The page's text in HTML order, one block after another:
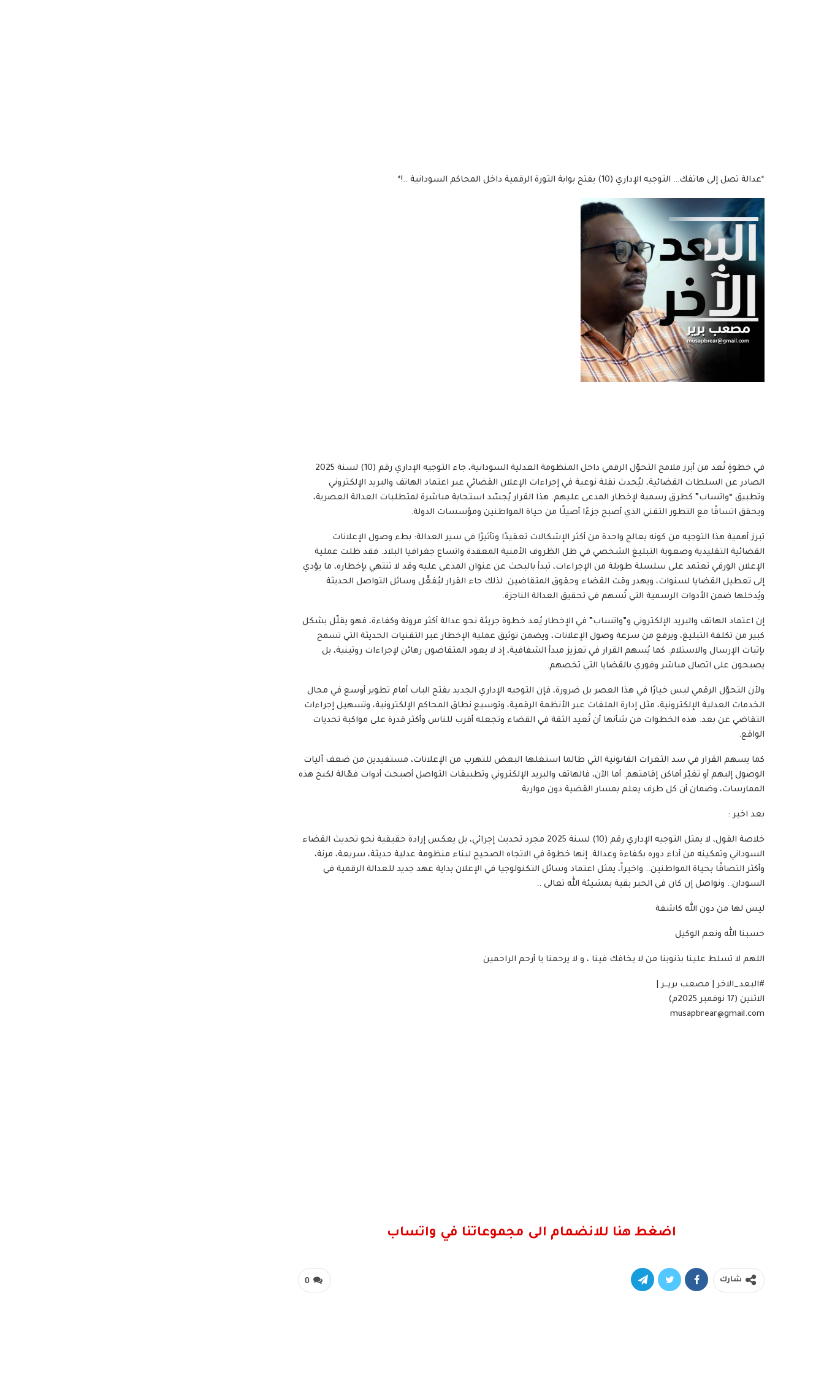
*عدالة تصل إلى هاتفك… التوجيه الإداري (10) يفتح بوابة الثورة الرقمية داخل المحاكم السودانية ..!*
في خطوةٍ تُعد من أبرز ملامح التحوّل الرقمي داخل المنظومة العدلية السودانية، جاء التوجيه الإداري رقم (10) لسنة 2025
الصادر عن السلطات القضائية، ليُحدث نقلة نوعية في إجراءات الإعلان القضائي عبر اعتماد الهاتف والبريد الإلكتروني
وتطبيق “واتساب” كطرق رسمية لإخطار المدعى عليهم. هذا القرار يُجسّد استجابة مباشرة لمتطلبات العدالة العصرية،
ويحقق اتساقًا مع التطور التقني الذي أصبح جزءًا أصيلًا من حياة المواطنين ومؤسسات الدولة.
تبرز أهمية هذا التوجيه من كونه يعالج واحدة من أكثر الإشكالات تعقيدًا وتأثيرًا في سير العدالة: بطء وصول الإعلانات
القضائية التقليدية وصعوبة التبليغ الشخصي في ظل الظروف الأمنية المعقدة واتساع جغرافيا البلاد. فقد ظلت عملية
الإعلان الورقي تعتمد على سلسلة طويلة من الإجراءات، تبدأ بالبحث عن عنوان المدعى عليه وقد لا تنتهي بإخطاره، ما يؤدي
إلى تعطيل القضايا لسنوات، ويهدر وقت القضاء وحقوق المتقاضين. لذلك جاء القرار ليُفعِّل وسائل التواصل الحديثة
ويُدخلها ضمن الأدوات الرسمية التي تُسهم في تحقيق العدالة الناجزة.
إن اعتماد الهاتف والبريد الإلكتروني و”واتساب” في الإخطار يُعد خطوة جريئة نحو عدالة أكثر مرونة وكفاءة، فهو يقلّل بشكل
كبير من تكلفة التبليغ، ويرفع من سرعة وصول الإعلانات، ويضمن توثيق عملية الإخطار عبر التقنيات الحديثة التي تسمح
بإثبات الإرسال والاستلام. كما يُسهم القرار في تعزيز مبدأ الشفافية، إذ لا يعود المتقاضون رهائن لإجراءات روتينية، بل
يصبحون على اتصال مباشر وفوري بالقضايا التي تخصهم.
ولأن التحوّل الرقمي ليس خيارًا في هذا العصر بل ضرورة، فإن التوجيه الإداري الجديد يفتح الباب أمام تطوير أوسع في مجال
الخدمات العدلية الإلكترونية، مثل إدارة الملفات عبر الأنظمة الرقمية، وتوسيع نطاق المحاكم الإلكترونية، وتسهيل إجراءات
التقاضي عن بعد. هذه الخطوات من شأنها أن تُعيد الثقة في القضاء وتجعله أقرب للناس وأكثر قدرة على مواكبة تحديات
الواقع.
كما يسهم القرار في سد الثغرات القانونية التي طالما استغلها البعض للتهرب من الإعلانات، مستفيدين من ضعف آليات
الوصول إليهم أو تغيّر أماكن إقامتهم. أما الآن، فالهاتف والبريد الإلكتروني وتطبيقات التواصل أصبحت أدوات فعّالة لكبح هذه
الممارسات، وضمان أن كل طرف يعلم بمسار القضية دون مواربة.
بعد اخير :
خلاصة القول، لا يمثل التوجيه الإداري رقم (10) لسنة 2025 مجرد تحديث إجرائي، بل يعكس إرادة حقيقية نحو تحديث القضاء
السوداني وتمكينه من أداء دوره بكفاءة وعدالة. إنها خطوة في الاتجاه الصحيح لبناء منظومة عدلية حديثة، سريعة، مرنة،
وأكثر التصاقًا بحياة المواطنين.. واخيراً، يمثل اعتماد وسائل التكنولوجيا في الإعلان بداية عهد جديد للعدالة الرقمية في
السودان.. ونواصل إن كان فى الحبر بقية بمشيئة الله تعالى ..
ليس لها من دون الله كاشفة
حسبنا الله ونعم الوكيل
اللهم لا تسلط علينا بذنوبنا من لا يخافك فينا ، و لا يرحمنا يا أرحم الراحمين
#البعد_الاخر | مصعب بريــر |
الاثنين (17 نوفمبر 2025م)
musapbrear@gmail.com
اضغط هنا للانضمام الى مجموعاتنا في واتساب
0 شارك